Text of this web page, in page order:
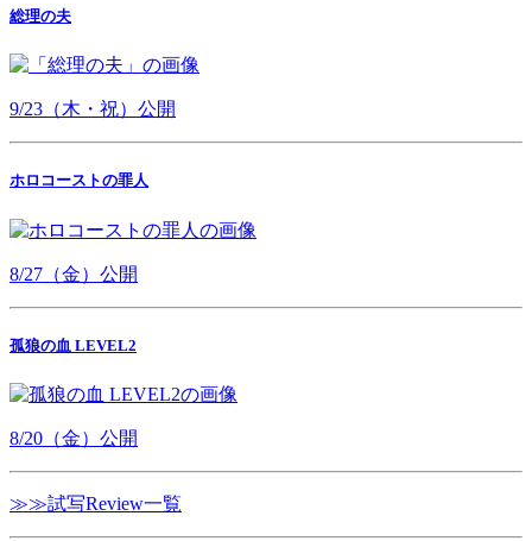
総理の夫
9/23（木・祝）公開
ホロコーストの罪人
8/27（金）公開
孤狼の血 LEVEL2
8/20（金）公開
≫≫試写Review一覧